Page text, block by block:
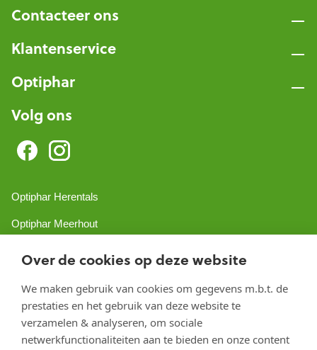
Over de cookies op deze website
We maken gebruik van cookies om gegevens m.b.t. de
prestaties en het gebruik van deze website te
verzamelen & analyseren, om sociale
netwerkfunctionaliteiten aan te bieden en onze content
Contacteer ons
Klantenservice
Optiphar
Volg ons
Optiphar Herentals
Optiphar Meerhout
Optiphar Turnhout